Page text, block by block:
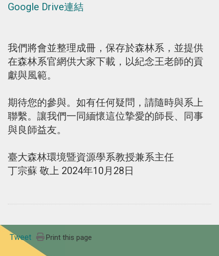
Google Drive連結
我們將會並整理成冊，保存於森林系，並提供
在森林系官網供大家下載，以紀念王老師的貢
獻與風範。
期待您的參與。如有任何疑問，請隨時與系上
聯繫。讓我們一同緬懷這位摯愛的師長、同事
與良師益友。
臺大森林環境暨資源學系教授兼系主任
丁宗蘇 敬上 2024年10月28日
Tweet Print this page